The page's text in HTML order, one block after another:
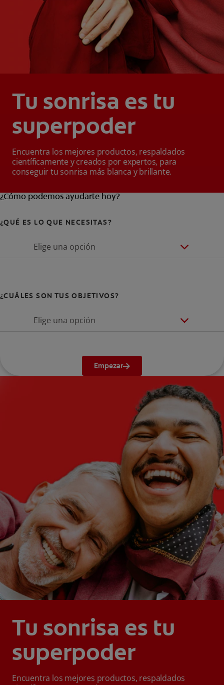
Tu sonrisa es tu
superpoder
Encuentra los mejores productos, respaldados
científicamente y creados por expertos, para
conseguir tu sonrisa más blanca y brillante.
¿Cómo podemos ayudarte hoy?
¿QUÉ ES LO QUE NECESITAS?
Elige una opción
¿CUÁLES SON TUS OBJETIVOS?
Elige una opción
Empezar
Tu sonrisa es tu
superpoder
Encuentra los mejores productos, respaldados